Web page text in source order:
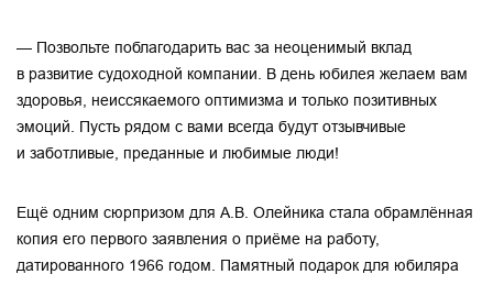
— Позвольте поблагодарить вас за неоценимый вклад
в развитие судоходной компании. В день юбилея желаем вам
здоровья, неиссякаемого оптимизма и только позитивных
эмоций. Пусть рядом с вами всегда будут отзывчивые
и заботливые, преданные и любимые люди!
Ещё одним сюрпризом для А.В. Олейника стала обрамлённая
копия его первого заявления о приёме на работу,
датированного 1966 годом. Памятный подарок для юбиляра